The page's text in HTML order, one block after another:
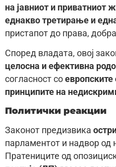
на јавниот и приватниот
еднакво третирање и
пристапот до права,
Според владата, овој
целосна и ефективна
согласност со
принципите на
Политички реакции
Законот предизвика
парламентот и надвор од
Пратениците од